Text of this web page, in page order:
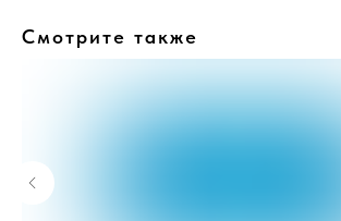
Смотрите также